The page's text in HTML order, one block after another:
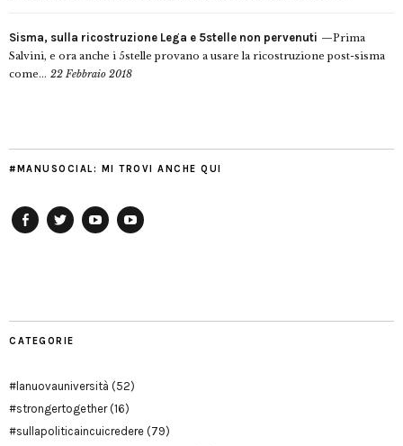
Sisma, sulla ricostruzione Lega e 5stelle non pervenuti
Prima
Salvini, e ora anche i 5stelle provano a usare la ricostruzione post-sisma
come... 22 Febbraio 2018
#MANUSOCIAL: MI TROVI ANCHE QUI
CATEGORIE
#lanuovauniversità (52)
#strongertogether(16)
#sullapoliticaincuicredere (79)